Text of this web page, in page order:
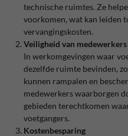
technische ruimtes. Ze
voorkomen, wat kan leiden
vervangingskosten.
Veiligheid van medewerkers
In werkomgevingen waar
dezelfde ruimte bevinden,
kunnen rampalen en
medewerkers waarborgen
gebieden terechtkomen
voetgangers.
Kostenbesparing